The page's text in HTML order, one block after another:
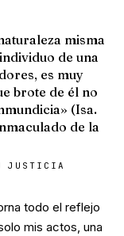
misma
de una
es muy
brote de él no
(Isa.
de la
JUSTICIA
todo el reflejo
mis actos, una